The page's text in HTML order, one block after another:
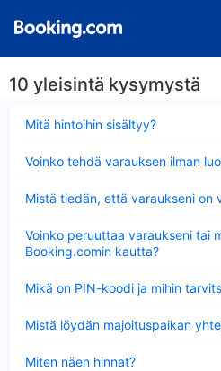
10 yleisintä kysymystä
Mitä hintoihin sisältyy?
Voinko tehdä varauksen ilman
Mistä tiedän, että varaukseni on
Voinko peruuttaa varaukseni tai
Booking.comin kautta?
Mikä on PIN-koodi ja mihin
Mistä löydän majoituspaikan
Miten näen hinnat?